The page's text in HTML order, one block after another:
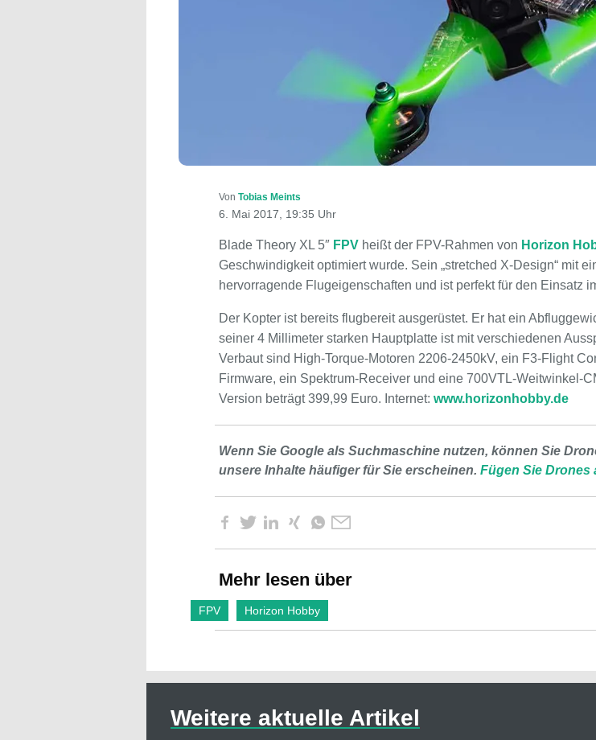
Von Tobias Meints
6. Mai 2017, 19:35 Uhr
Blade Theory XL 5″ FPV heißt der FPV-Rahmen von Horizon
Geschwindigkeit optimiert wurde. Sein „stretched X-Design“ mit
hervorragende Flugeigenschaften und ist perfekt für den Einsatz
Der Kopter ist bereits flugbereit ausgerüstet. Er hat ein
seiner 4 Millimeter starken Hauptplatte ist mit verschiedenen
Verbaut sind High-Torque-Motoren 2206-2450kV, ein F3-Flight
Firmware, ein Spektrum-Receiver und eine 700VTL-Weitwinkel-
Version beträgt 399,99 Euro. Internet: www.horizonhobby.de
Wenn Sie Google als Suchmaschine nutzen, können Sie
unsere Inhalte häufiger für Sie erscheinen. Fügen Sie Drones
Mehr lesen über
FPV Horizon Hobby
Weitere aktuelle Artikel